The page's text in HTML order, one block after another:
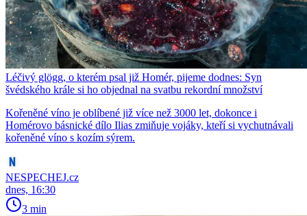
Léčivý glögg, o kterém psal již Homér, pijeme dodnes: Syn
švédského krále si ho objednal na svatbu rekordní množství
Kořeněné víno je oblíbené již více než 3000 let, dokonce i
Homérovo básnické dílo Ilias zmiňuje vojáky, kteří si vychutnávali
kořeněné víno s kozím sýrem.
NESPECHEJ.cz
dnes, 16:30
3 min